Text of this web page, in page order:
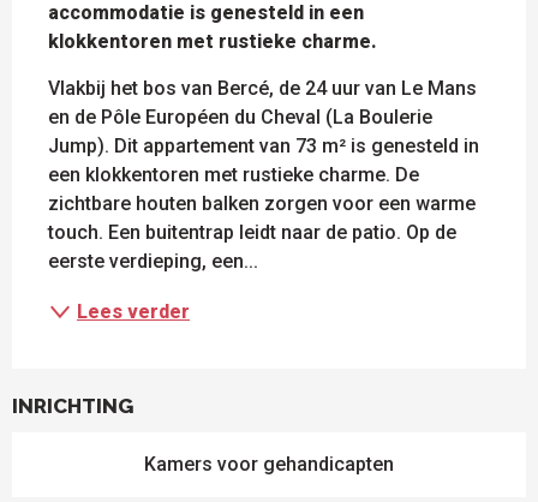
accommodatie is genesteld in een
klokkentoren met rustieke charme.
Vlakbij het bos van Bercé, de 24 uur van Le Mans
en de Pôle Européen du Cheval (La Boulerie
Jump). Dit appartement van 73 m² is genesteld in
een klokkentoren met rustieke charme. De
zichtbare houten balken zorgen voor een warme
touch. Een buitentrap leidt naar de patio. Op de
eerste verdieping, een...
Lees verder
INRICHTING
Kamers voor gehandicapten